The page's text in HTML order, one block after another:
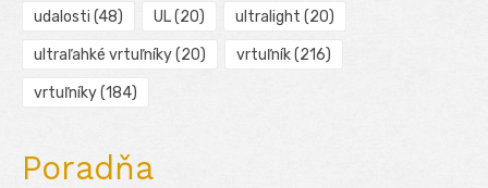
udalosti (48) UL(20) ultralight (20)
ultraľahké vrtuľníky(20) vrtuľník(216)
vrtuľníky(184)
Poradňa